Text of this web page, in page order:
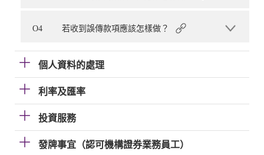
O4 若收到誤傳款項應該怎樣做？
個人資料的處理
利率及匯率
投資服務
發牌事宜（認可機構證券業務員工）